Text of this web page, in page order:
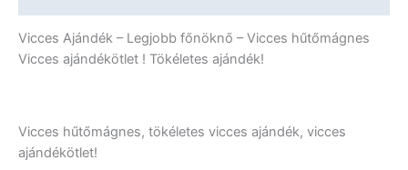
Vicces Ajándék – Legjobb főnöknő – Vicces hűtőmágnes
Vicces ajándékötlet ! Tökéletes ajándék!
Vicces hűtőmágnes, tökéletes vicces ajándék, vicces
ajándékötlet!